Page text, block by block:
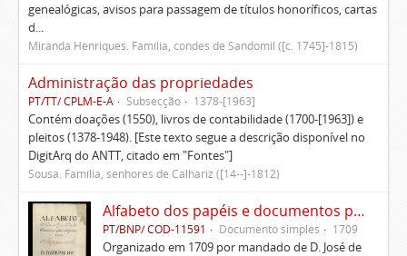
genealógicas, avisos para passagem de títulos honoríficos, cartas
d...
Miranda Henriques. Família, condes de Sandomil ([c. 1745]-1815)
Administração das propriedades
PT/TT/ CPLM-E-A Subsecção 1378-[1963]
Contém doações (1550), livros de contabilidade (1700-[1963]) e
pleitos (1378-1948). [Este texto segue a descrição disponível no
DigitArq do ANTT, citado em "Fontes"]
Sousa. Família, senhores de Calhariz ([14--]-1812)
Alfabeto dos papéis e documentos pertencentes à Casa de D. José de Meneses e Távora
PT/BNP/ COD-11591 Documento simples 1709
Organizado em 1709 por mandado de D. José de